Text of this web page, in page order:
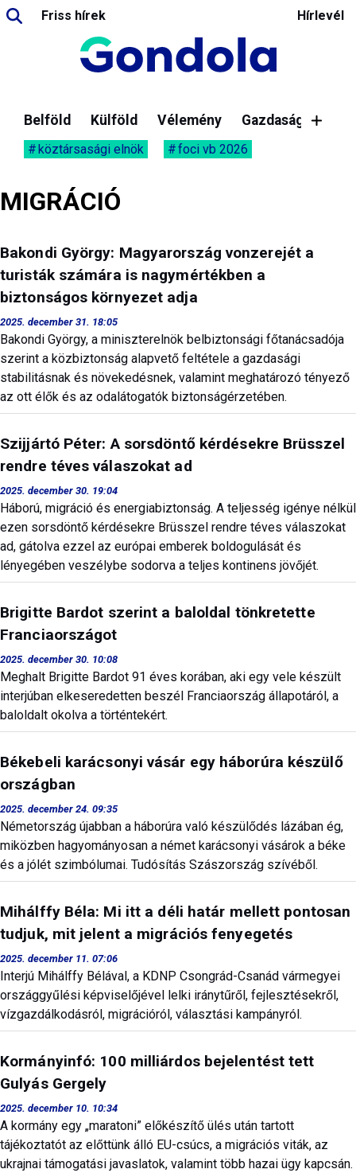
Friss hírek Hírlevél
Belföld Külföld Vélemény Gazdaság
köztársasági elnök foci vb 2026
MIGRÁCIÓ
Bakondi György: Magyarország vonzerejét a
turisták számára is nagymértékben a
biztonságos környezet adja
2025. december 31. 18:05
Bakondi György, a miniszterelnök belbiztonsági főtanácsadója
szerint a közbiztonság alapvető feltétele a gazdasági
stabilitásnak és növekedésnek, valamint meghatározó tényező
az ott élők és az odalátogatók biztonságérzetében.
Szijjártó Péter: A sorsdöntő kérdésekre Brüsszel
rendre téves válaszokat ad
2025. december 30. 19:04
Háború, migráció és energiabiztonság. A teljesség igénye nélkül
ezen sorsdöntő kérdésekre Brüsszel rendre téves válaszokat
ad, gátolva ezzel az európai emberek boldogulását és
lényegében veszélybe sodorva a teljes kontinens jövőjét.
Brigitte Bardot szerint a baloldal tönkretette
Franciaországot
2025. december 30. 10:08
Meghalt Brigitte Bardot 91 éves korában, aki egy vele készült
interjúban elkeseredetten beszél Franciaország állapotáról, a
baloldalt okolva a történtekért.
Békebeli karácsonyi vásár egy háborúra készülő
országban
2025. december 24. 09:35
Németország újabban a háborúra való készülődés lázában ég,
miközben hagyományosan a német karácsonyi vásárok a béke
és a jólét szimbólumai. Tudósítás Szászország szívéből.
Mihálffy Béla: Mi itt a déli határ mellett pontosan
tudjuk, mit jelent a migrációs fenyegetés
2025. december 11. 07:06
Interjú Mihálffy Bélával, a KDNP Csongrád-Csanád vármegyei
országgyűlési képviselőjével lelki iránytűről, fejlesztésekről,
vízgazdálkodásról, migrációról, választási kampányról.
Kormányinfó: 100 milliárdos bejelentést tett
Gulyás Gergely
2025. december 10. 10:34
A kormány egy „maratoni” előkészítő ülés után tartott
tájékoztatót az előttünk álló EU-csúcs, a migrációs viták, az
ukrajnai támogatási javaslatok, valamint több hazai ügy kapcsán.